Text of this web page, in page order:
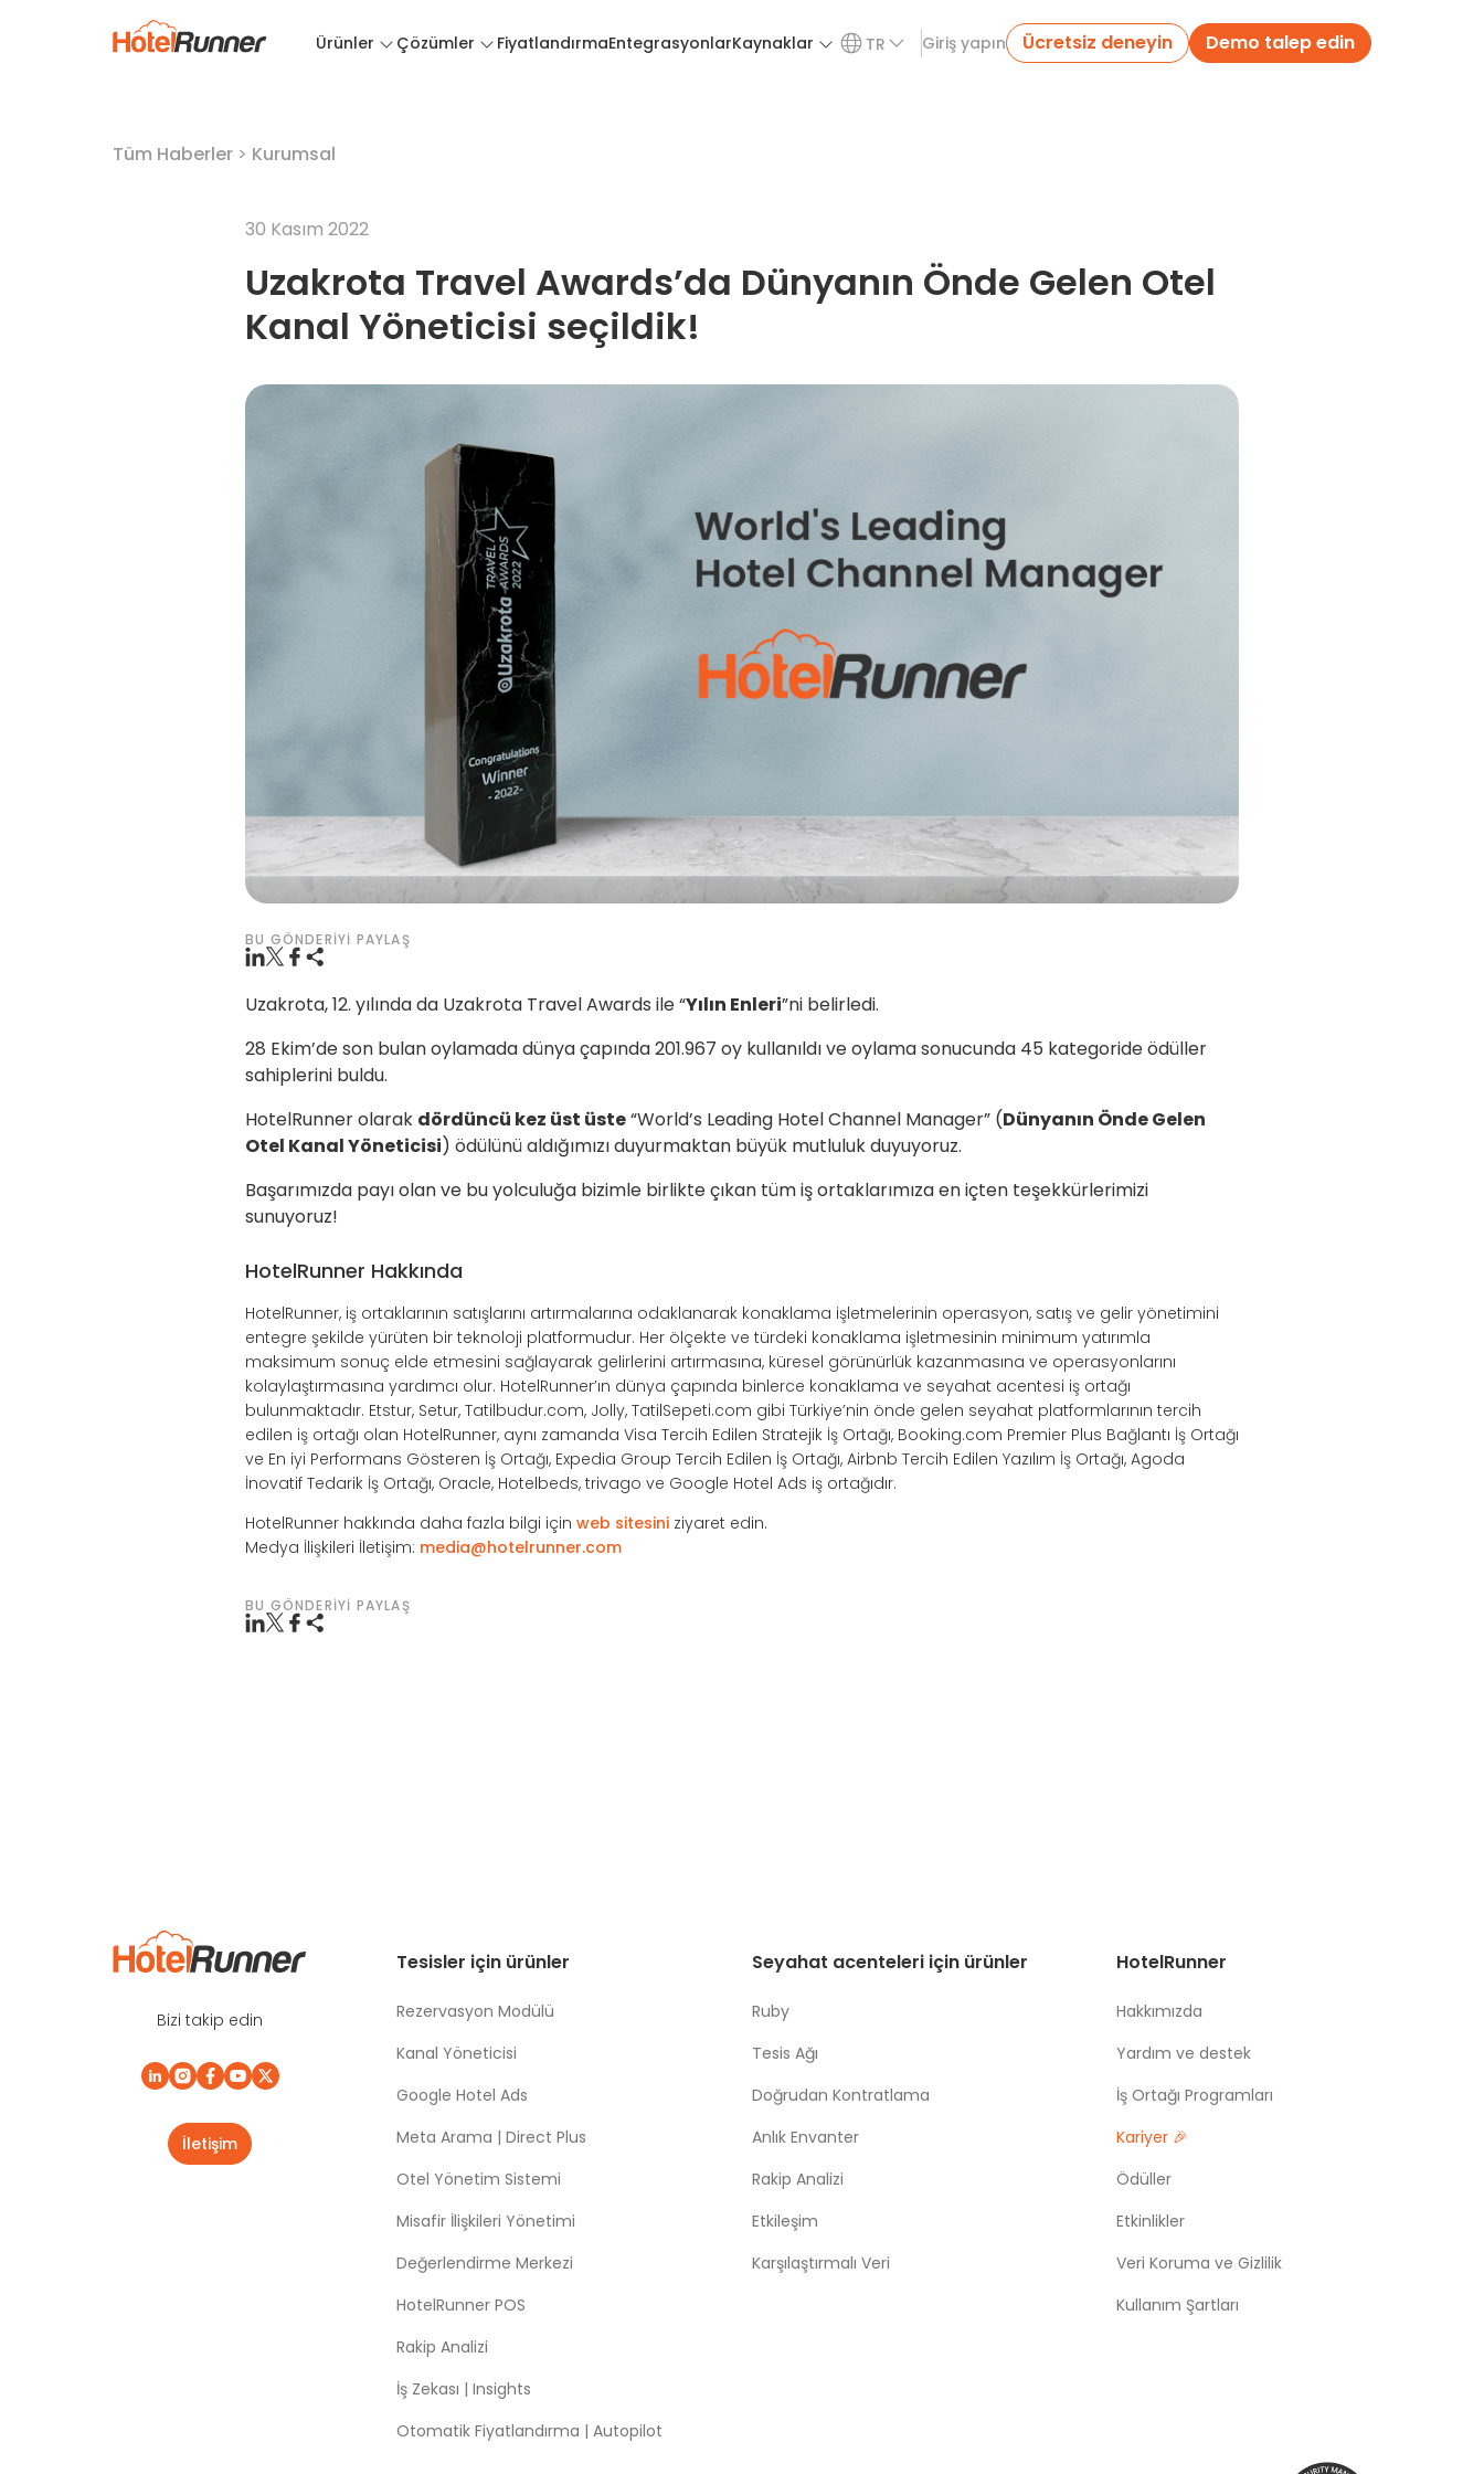
Ürünler Çözümler FiyatlandırmaEntegrasyonlarKaynaklar TR Giriş yapın Ücretsiz deneyin Demo talep edin
Tüm Haberler > Kurumsal
30 Kasım 2022
Uzakrota Travel Awards’da Dünyanın Önde Gelen Otel
Kanal Yöneticisi seçildik!
BU GÖNDERIYI PAYLAŞ
Uzakrota, 12. yılında da Uzakrota Travel Awards ile “Yılın Enleri”ni belirledi.
28 Ekim’de son bulan oylamada dünya çapında 201.967 oy kullanıldı ve oylama sonucunda 45 kategoride ödüller
sahiplerini buldu.
HotelRunner olarak dördüncü kez üst üste“World’s Leading Hotel Channel Manager” (Dünyanın Önde Gelen
Otel Kanal Yöneticisi) ödülünü aldığımızı duyurmaktan büyük mutluluk duyuyoruz.
Başarımızda payı olan ve bu yolculuğa bizimle birlikte çıkan tüm iş ortaklarımıza en içten teşekkürlerimizi
sunuyoruz!
HotelRunner Hakkında
HotelRunner, iş ortaklarının satışlarını artırmalarına odaklanarak konaklama işletmelerinin operasyon, satış ve gelir yönetimini
entegre şekilde yürüten bir teknoloji platformudur. Her ölçekte ve türdeki konaklama işletmesinin minimum yatırımla
maksimum sonuç elde etmesini sağlayarak gelirlerini artırmasına, küresel görünürlük kazanmasına ve operasyonlarını
kolaylaştırmasına yardımcı olur. HotelRunner’ın dünya çapında binlerce konaklama ve seyahat acentesi iş ortağı
bulunmaktadır. Etstur, Setur, Tatilbudur.com, Jolly, TatilSepeti.com gibi Türkiye’nin önde gelen seyahat platformlarının tercih
edilen iş ortağı olan HotelRunner, aynı zamanda Visa Tercih Edilen Stratejik İş Ortağı, Booking.com Premier Plus Bağlantı İş Ortağı
ve En iyi Performans Gösteren İş Ortağı, Expedia Group Tercih Edilen İş Ortağı, Airbnb Tercih Edilen Yazılım İş Ortağı, Agoda
İnovatif Tedarik İş Ortağı, Oracle, Hotelbeds, trivago ve Google Hotel Ads iş ortağıdır.
HotelRunner hakkında daha fazla bilgi için web sitesini ziyaret edin.
Medya İlişkileri İletişim: media@hotelrunner.com
BU GÖNDERIYI PAYLAŞ
Bizi takip edin
İletişim
Tesisler için ürünler
Rezervasyon Modülü
Kanal Yöneticisi
Google Hotel Ads
Meta Arama | Direct Plus
Otel Yönetim Sistemi
Misafir İlişkileri Yönetimi
Değerlendirme Merkezi
HotelRunner POS
Rakip Analizi
İş Zekası | Insights
Otomatik Fiyatlandırma | Autopilot
Seyahat acenteleri için ürünler
Ruby
Tesis Ağı
Doğrudan Kontratlama
Anlık Envanter
Rakip Analizi
Etkileşim
Karşılaştırmalı Veri
HotelRunner
Hakkımızda
Yardım ve destek
İş Ortağı Programları
Kariyer 🎉
Ödüller
Etkinlikler
Veri Koruma ve Gizlilik
Kullanım Şartları